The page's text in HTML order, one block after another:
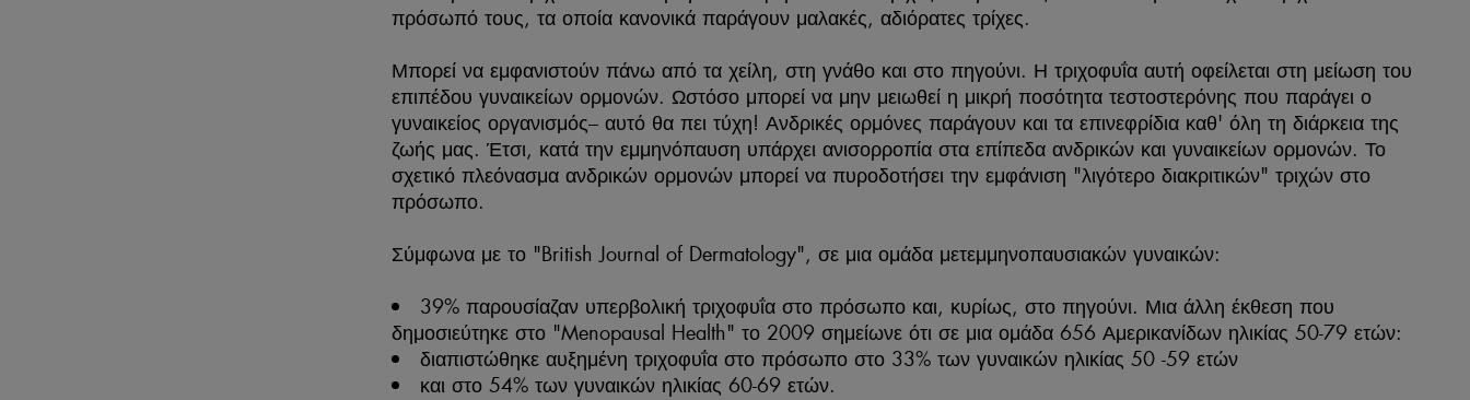
πρόσωπό τους, τα οποία κανονικά παράγουν μαλακές, αδιόρατες τρίχες.
Μπορεί να εμφανιστούν πάνω από τα χείλη, στη γνάθο και στο πηγούνι. Η τριχοφυΐα αυτή οφείλεται στη μείωση του
επιπέδου γυναικείων ορμονών. Ωστόσο μπορεί να μην μειωθεί η μικρή ποσότητα τεστοστερόνης που παράγει ο
γυναικείος οργανισμός– αυτό θα πει τύχη! Ανδρικές ορμόνες παράγουν και τα επινεφρίδια καθ' όλη τη διάρκεια της
ζωής μας. Έτσι, κατά την εμμηνόπαυση υπάρχει ανισορροπία στα επίπεδα ανδρικών και γυναικείων ορμονών. Το
σχετικό πλεόνασμα ανδρικών ορμονών μπορεί να πυροδοτήσει την εμφάνιση "λιγότερο διακριτικών" τριχών στο
πρόσωπο.
Σύμφωνα με το "British Journal of Dermatology", σε μια ομάδα μετεμμηνοπαυσιακών γυναικών:
39% παρουσίαζαν υπερβολική τριχοφυΐα στο πρόσωπο και, κυρίως, στο πηγούνι. Μια άλλη έκθεση που
δημοσιεύτηκε στο "Menopausal Health" το 2009 σημείωνε ότι σε μια ομάδα 656 Αμερικανίδων ηλικίας 50-79 ετών:
διαπιστώθηκε αυξημένη τριχοφυΐα στο πρόσωπο στο 33% των γυναικών ηλικίας 50 -59 ετών
και στο 54% των γυναικών ηλικίας 60-69 ετών.